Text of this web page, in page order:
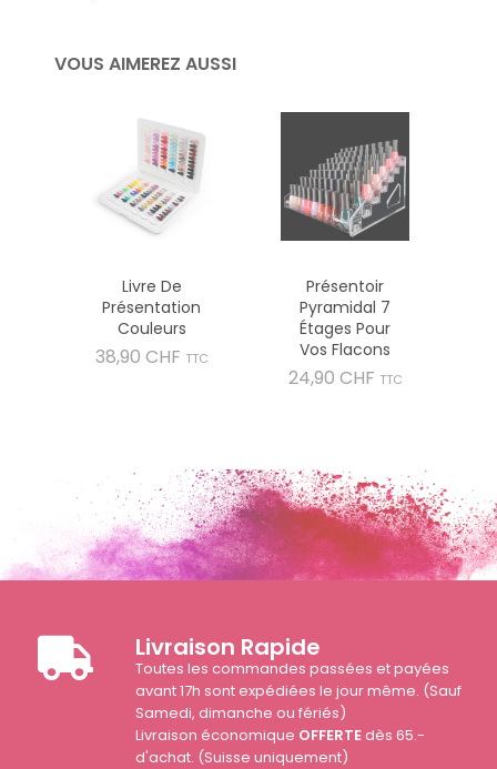
VOUS AIMEREZ AUSSI
Livre De
Présentation
Couleurs
38,90 CHF Prix
TTC
Présentoir
Pyramidal 7
Étages Pour
Vos Flacons
24,90 CHF Prix
TTC
Livraison Rapide
Toutes les commandes passées et payées
avant 17h sont expédiées le jour même. (Sauf
Samedi, dimanche ou fériés)
Livraison économique OFFERTEdès 65.-
d'achat. (Suisse uniquement)